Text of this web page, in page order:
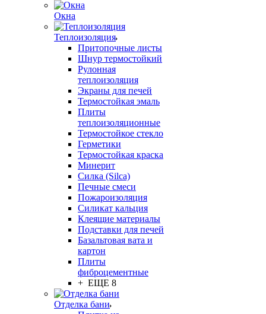
Окна
Теплоизоляция
Притопочные листы
Шнур термостойкий
Рулонная
теплоизоляция
Экраны для печей
Термостойкая эмаль
Плиты
теплоизоляционные
Термостойкое стекло
Герметики
Термостойкая краска
Минерит
Силка (Silca)
Печные смеси
Пожароизоляция
Силикат кальция
Клеящие материалы
Подставки для печей
Базальтовая вата и
картон
Плиты
фиброцементные
+ ЕЩЕ 8
Отделка бани